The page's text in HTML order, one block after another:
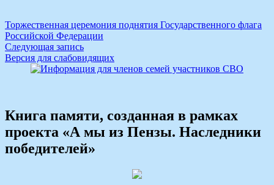
Навигация
по
записям
Торжественная церемония поднятия Государственного флага
Российской Федерации
Следующая запись
Версия для слабовидящих
Книга памяти, созданная в рамках
проекта «А мы из Пензы. Наследники
победителей»